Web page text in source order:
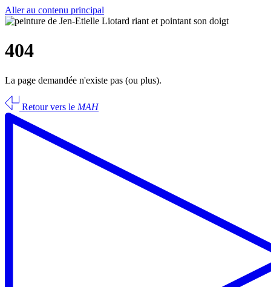
Aller au contenu principal
404
La page demandée n'existe pas (ou plus).
Retour vers le MAH